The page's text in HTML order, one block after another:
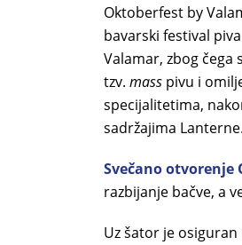
Oktoberfest by
bavarski festival
Valamar, zbog
tzv. mass pivu i
specijalitetima,
sadržajima Lanterne.
Svečano otvorenje
razbijanje bačve, a
Uz šator je